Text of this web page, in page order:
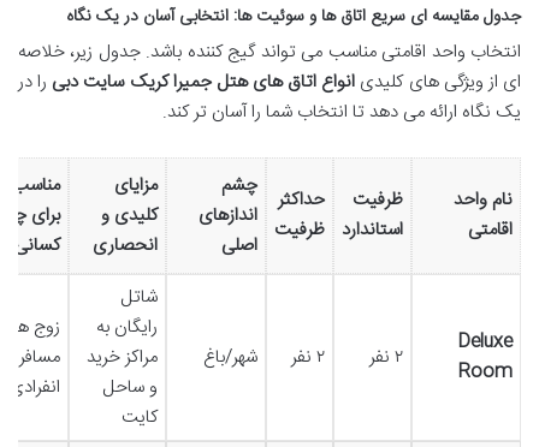
جدول مقایسه ای سریع اتاق ها و سوئیت ها: انتخابی آسان در یک نگاه
انتخاب واحد اقامتی مناسب می تواند گیج کننده باشد. جدول زیر، خلاصه
ای از ویژگی های کلیدی انواع اتاق های هتل جمیرا کریک سایت دبی را در
یک نگاه ارائه می دهد تا انتخاب شما را آسان تر کند.
نام واحد
اقامتی
ظرفیت
استاندارد
حداکثر
ظرفیت
چشم
اندازهای
اصلی
مزایای
کلیدی و
انحصاری
مناسب
برای چه
کسانی
Deluxe
Room
۲ نفر ۲ نفر شهر/باغ
شاتل
رایگان به
مراکز خرید
و ساحل
کایت
زوج ها،
مسافران
انفرادی